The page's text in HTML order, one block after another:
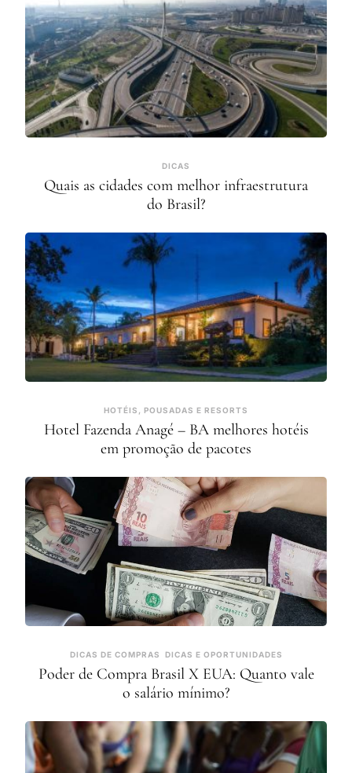
DICAS
Quais as cidades com melhor infraestrutura
do Brasil?
HOTÉIS, POUSADAS E RESORTS
Hotel Fazenda Anagé – BA melhores hotéis
em promoção de pacotes
DICAS DE COMPRAS DICAS E OPORTUNIDADES
Poder de Compra Brasil X EUA: Quanto vale
o salário mínimo?